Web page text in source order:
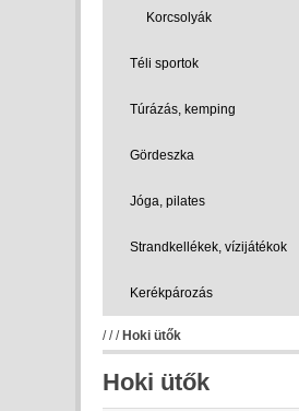
Korcsolyák
Téli sportok
Túrázás, kemping
Gördeszka
Jóga, pilates
Strandkellékek, vízijátékok
Kerékpározás
/// Hoki ütők
Hoki ütők